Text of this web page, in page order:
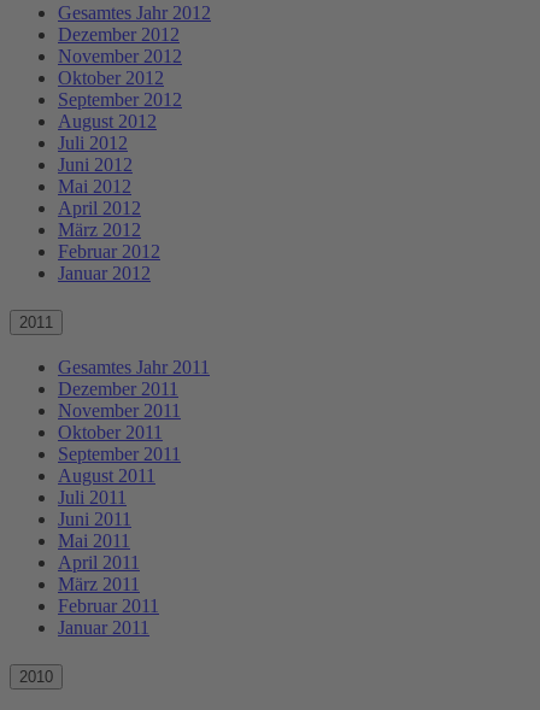
Gesamtes Jahr 2012
Dezember 2012
November 2012
Oktober 2012
September 2012
August 2012
Juli 2012
Juni 2012
Mai 2012
April 2012
März 2012
Februar 2012
Januar 2012
2011
Gesamtes Jahr 2011
Dezember 2011
November 2011
Oktober 2011
September 2011
August 2011
Juli 2011
Juni 2011
Mai 2011
April 2011
März 2011
Februar 2011
Januar 2011
2010